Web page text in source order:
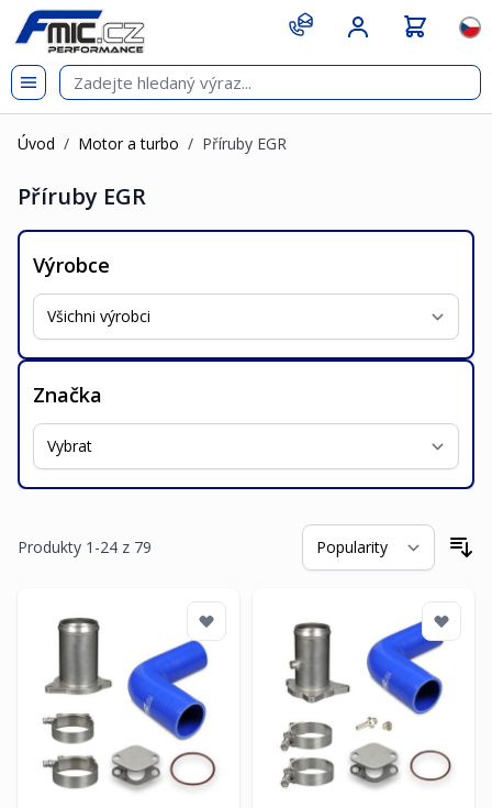
Přejít na obsah
git s
Úvod / Motor a turbo / Příruby EGR
Příruby EGR
Výrobce
Značka
Produkty 1 -24 z 79